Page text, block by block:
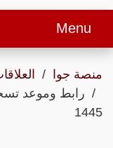
Menu
منصة جوا
رابط وموعد
1445